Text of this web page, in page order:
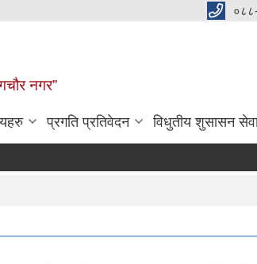
नगर”
प्रगति प्रतिवेदन विधुतीय शुसासन